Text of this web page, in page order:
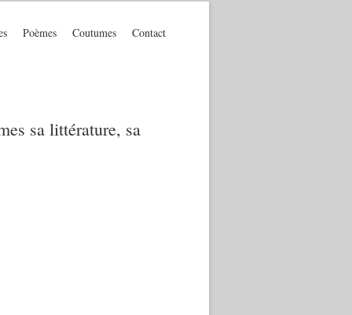
sa littérature, sa
Poèmes Coutumes Contact